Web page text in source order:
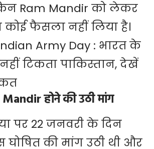
Ram Mandir को लेकर
फैसला नहीं लिया है।
Army Day : भारत के
टिकता पाकिस्तान, देखें
Mandir होने की उठी मांग
पर 22 जनवरी के दिन
घोषित की मांग उठी थी और